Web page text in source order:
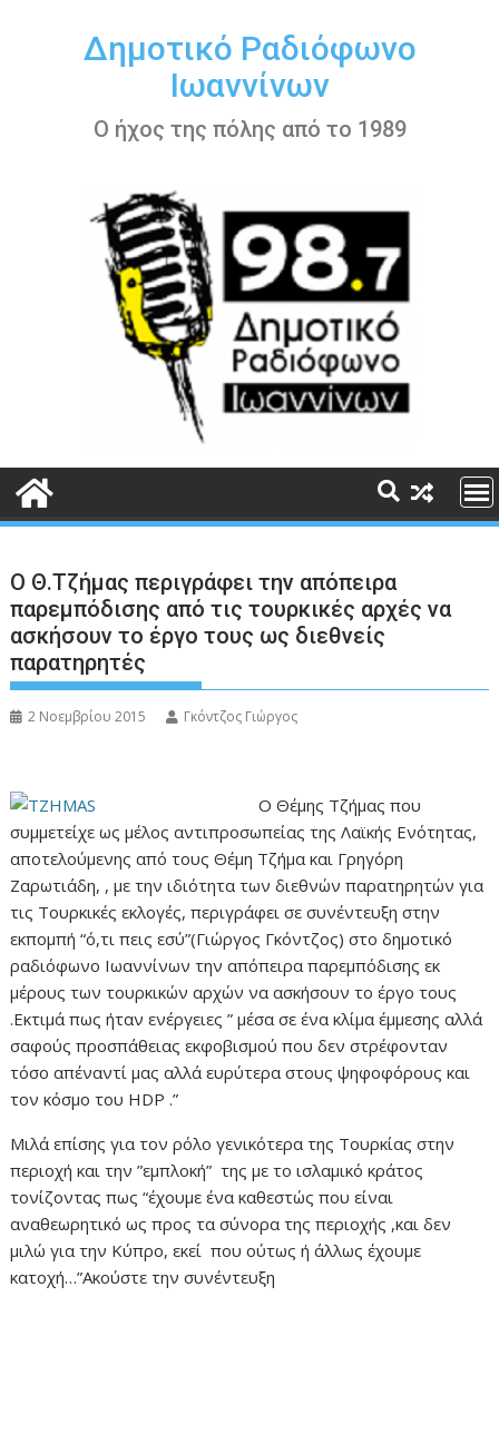
περιεχόμενοΔημοτικό Ραδιόφωνο
Ιωαννίνων
Ο ήχος της πόλης από το 1989
Ο Θ.Τζήμας περιγράφει την απόπειρα
παρεμπόδισης από τις τουρκικές αρχές να
ασκήσουν το έργο τους ως διεθνείς
παρατηρητές
2 Νοεμβρίου 2015 Γκόντζος Γιώργος
Ο Θέμης Τζήμας που
συμμετείχε ως μέλος αντιπροσωπείας της Λαϊκής Ενότητας,
αποτελούμενης από τους Θέμη Τζήμα και Γρηγόρη
Ζαρωτιάδη, , με την ιδιότητα των διεθνών παρατηρητών για
τις Τουρκικές εκλογές, περιγράφει σε συνέντευξη στην
εκπομπή “ό,τι πεις εσύ”(Γιώργος Γκόντζος) στο δημοτικό
ραδιόφωνο Ιωαννίνων την απόπειρα παρεμπόδισης εκ
μέρους των τουρκικών αρχών να ασκήσουν το έργο τους
.Εκτιμά πως ήταν ενέργειες ” μέσα σε ένα κλίμα έμμεσης αλλά
σαφούς προσπάθειας εκφοβισμού που δεν στρέφονταν
τόσο απέναντί μας αλλά ευρύτερα στους ψηφοφόρους και
τον κόσμο του HDP .”
Μιλά επίσης για τον ρόλο γενικότερα της Τουρκίας στην
περιοχή και την ”εμπλοκή” της με το ισλαμικό κράτος
τονίζοντας πως “έχουμε ένα καθεστώς που είναι
αναθεωρητικό ως προς τα σύνορα της περιοχής ,και δεν
μιλώ για την Κύπρο, εκεί που ούτως ή άλλως έχουμε
κατοχή…”Ακούστε την συνέντευξη